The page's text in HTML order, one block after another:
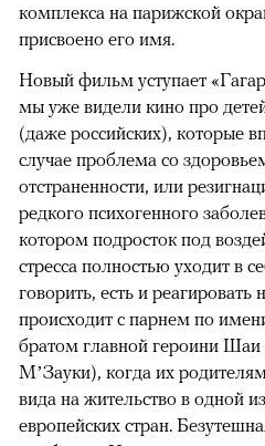
комплекса на парижской
присвоено его имя.
Новый фильм уступает
мы уже видели кино про
(даже российских), которые
случае проблема со
отстраненности, или
редкого психогенного
котором подросток под
стресса полностью уходит в
говорить, есть и
происходит с парнем по
братом главной героини
М’Зауки), когда их
вида на жительство в одной
европейских стран.